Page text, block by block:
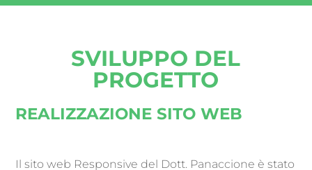
SVILUPPO DEL
PROGETTO
REALIZZAZIONE SITO WEB
Il sito web Responsive del Dott. Panaccione è stato